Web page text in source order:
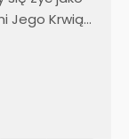
Jego Krwią…